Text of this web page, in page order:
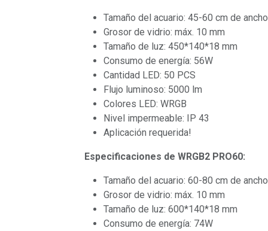
Tamaño del acuario: 45-60 cm de ancho
Grosor de vidrio: máx. 10 mm
Tamaño de luz: 450*140*18 mm
Consumo de energía: 56W
Cantidad LED: 50 PCS
Flujo luminoso: 5000 lm
Colores LED: WRGB
Nivel impermeable: IP 43
Aplicación requerida!
Especificaciones de WRGB2 PRO60:
Tamaño del acuario: 60-80 cm de ancho
Grosor de vidrio: máx. 10 mm
Tamaño de luz: 600*140*18 mm
Consumo de energía: 74W